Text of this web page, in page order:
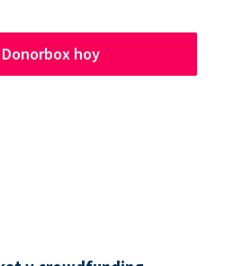
hoy